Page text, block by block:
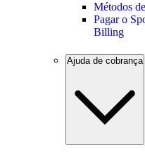
Métodos
Pagar o
Billing
Ajuda de cobrança